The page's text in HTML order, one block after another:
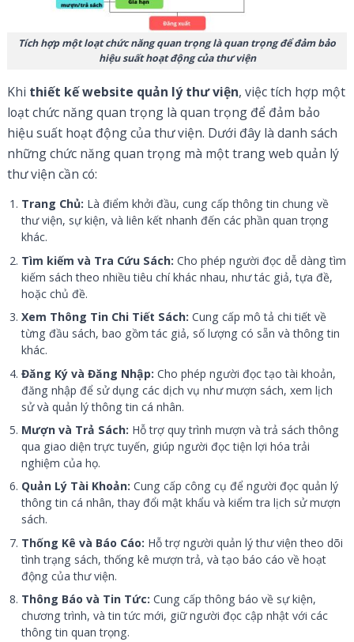
Tích hợp một loạt chức năng quan trọng là quan trọng để đảm bảo
hiệu suất hoạt động của thư viện
Khi thiết kế website quản lý thư viện, việc tích hợp một
loạt chức năng quan trọng là quan trọng để đảm bảo
hiệu suất hoạt động của thư viện. Dưới đây là danh sách
những chức năng quan trọng mà một trang web quản lý
thư viện cần có:
Trang Chủ: Là điểm khởi đầu, cung cấp thông tin chung về
thư viện, sự kiện, và liên kết nhanh đến các phần quan trọng
khác.
Tìm kiếm và Tra Cứu Sách: Cho phép người đọc dễ dàng tìm
kiếm sách theo nhiều tiêu chí khác nhau, như tác giả, tựa đề,
hoặc chủ đề.
Xem Thông Tin Chi Tiết Sách: Cung cấp mô tả chi tiết về
từng đầu sách, bao gồm tác giả, số lượng có sẵn và thông tin
khác.
Đăng Ký và Đăng Nhập: Cho phép người đọc tạo tài khoản,
đăng nhập để sử dụng các dịch vụ như mượn sách, xem lịch
sử và quản lý thông tin cá nhân.
Mượn và Trả Sách: Hỗ trợ quy trình mượn và trả sách thông
qua giao diện trực tuyến, giúp người đọc tiện lợi hóa trải
nghiệm của họ.
Quản Lý Tài Khoản: Cung cấp công cụ để người đọc quản lý
thông tin cá nhân, thay đổi mật khẩu và kiểm tra lịch sử mượn
sách.
Thống Kê và Báo Cáo: Hỗ trợ người quản lý thư viện theo dõi
tình trạng sách, thống kê mượn trả, và tạo báo cáo về hoạt
động của thư viện.
Thông Báo và Tin Tức: Cung cấp thông báo về sự kiện,
chương trình, và tin tức mới, giữ người đọc cập nhật với các
thông tin quan trọng.